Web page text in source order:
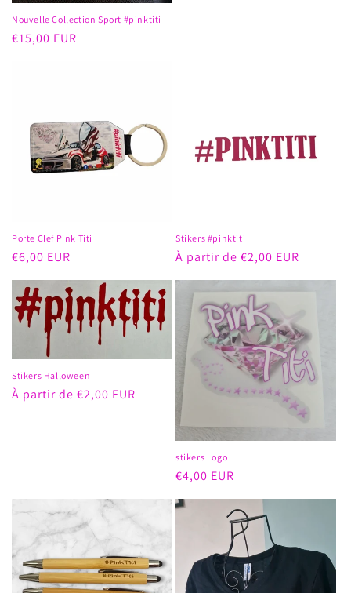
Nouvelle Collection Sport #pinktiti
Prix
€15,00 EUR
Porte Clef Pink Titi
Prix
€6,00 EUR
Stikers #pinktiti
Prix
À partir de €2,00 EUR
Stikers Halloween
Prix
À partir de €2,00 EUR
stikers Logo
Prix
€4,00 EUR